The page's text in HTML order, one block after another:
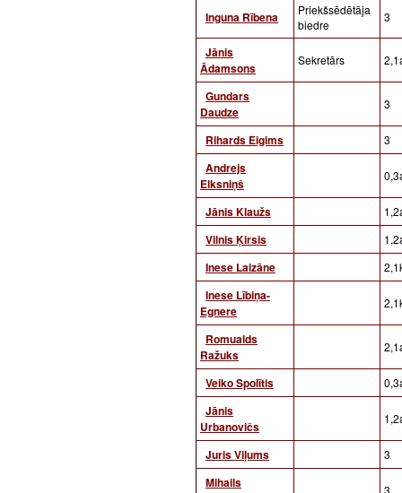
Inguna Rībena
Priekšsēdētāja
biedre
3
Jānis
Ādamsons
Sekretārs
Gundars
Daudze
3
Rihards Eigims 3
Andrejs
Elksniņš
Jānis Klaužs
Vilnis Ķirsis
Inese Laizāne
Inese Lībiņa-
Egnere
Romualds
Ražuks
Veiko Spolītis
Jānis
Urbanovičs
Juris Viļums 3
Mihails
3